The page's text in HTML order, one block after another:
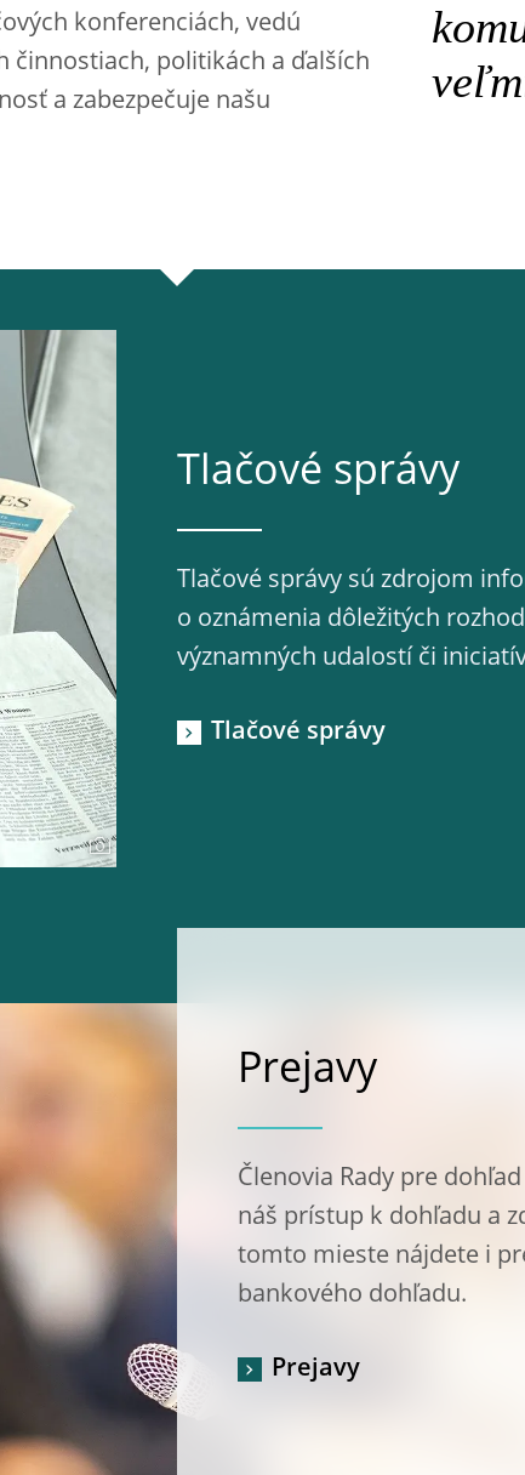
konferenciách, vedú
činnostiach, politikách a ďalších
a zabezpečuje našu
Tlačové správy
Tlačové správy sú zdrojom
o oznámenia dôležitých
významných udalostí či
Tlačové správy
Prejavy
Členovia Rady pre
náš prístup k dohľadu a
tomto mieste nájdete i
bankového dohľadu.
Prejavy